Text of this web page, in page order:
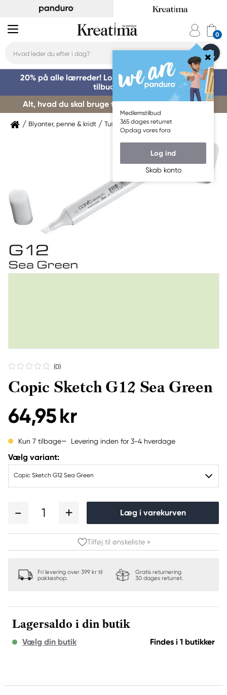
Medlemstilbud
365 dages returret
Opdag vores fora
Log ind
Skab konto
20% på alle lærreder! Log på for at benytte dig af
tilbuddet »
Alt, hvad du skal bruge til kursusstart – køb her »
Blyanter, penne & kridt Tuschpenne & markers
(0)
Copic Sketch G12 Sea Green
64,95 kr
Kun 7 tilbage Levering inden for 3-4 hverdage
Vælg variant:
Copic Sketch G12 Sea Green
1 Læg i varekurven
Tilføj til ønskeliste »
Fri levering over 399 kr til
pakkeshop.
Gratis returnering
30 dages returret.
Lagersaldo i din butik
Vælg din butik Findes i 1 butikker